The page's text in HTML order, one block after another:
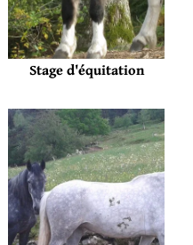
Stage d'équitation